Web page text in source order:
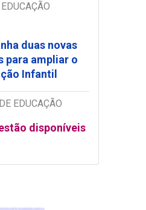
duas novas
para ampliar o
Infantil
EDUCAÇÃO
disponíveis